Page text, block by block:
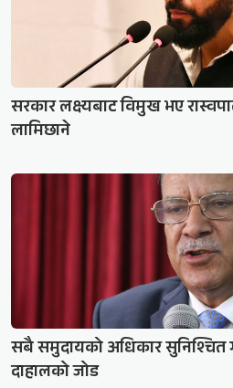
सरकार लक्ष्यबाट विमुख भए
लामिछाने
सबै समुदायको अधिकार सुनिश्चित
दाहालको जोड